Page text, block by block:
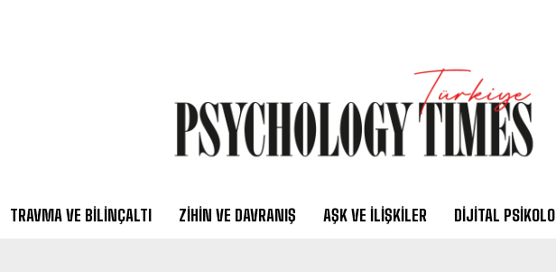
TRAVMA VE BILINÇALTI ZIHIN VE DAVRANIŞ AŞK VE İLIŞKILER DIJITAL